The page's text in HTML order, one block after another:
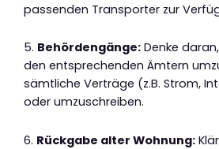
passenden Transporter zur
5. Behördengänge: Denke
den entsprechenden Ämtern
sämtliche Verträge (z.B. Strom,
oder umzuschreiben.
6. Rückgabe alter Wohnung: